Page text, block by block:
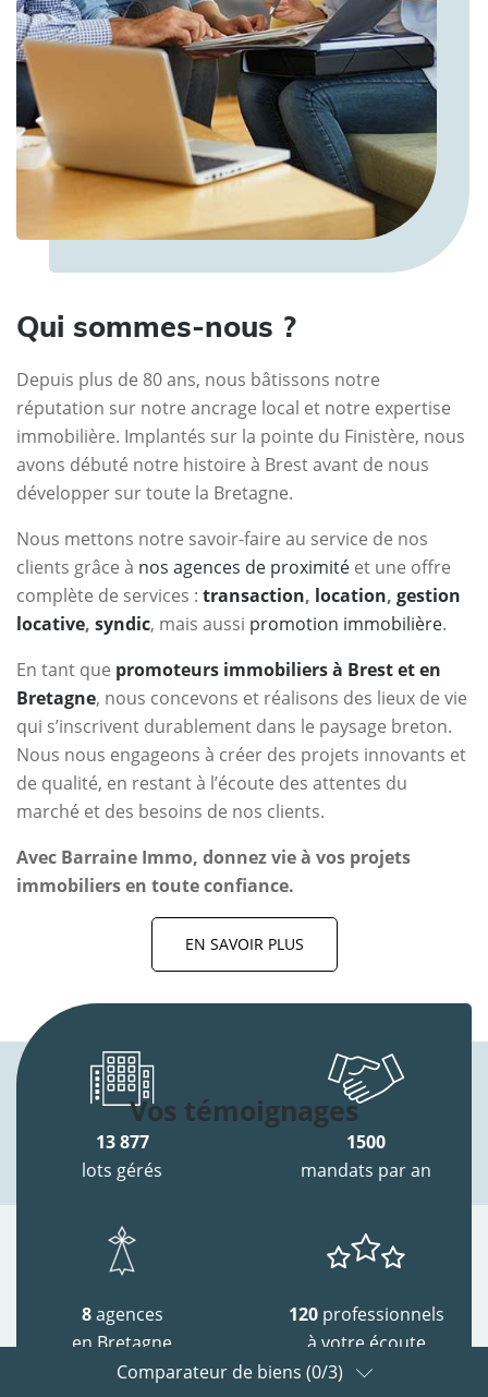
Qui sommes-nous ?
Depuis plus de 80 ans, nous bâtissons notre
réputation sur notre ancrage local et notre expertise
immobilière. Implantés sur la pointe du Finistère, nous
avons débuté notre histoire à Brest avant de nous
développer sur toute la Bretagne.
Nous mettons notre savoir-faire au service de nos
clients grâce à nos agences de proximité et une offre
complète de services : transaction, location, gestion
locative, syndic, mais aussi promotion immobilière.
En tant que promoteurs immobiliers à Brest et en
Bretagne, nous concevons et réalisons des lieux de vie
qui s’inscrivent durablement dans le paysage breton.
Nous nous engageons à créer des projets innovants et
de qualité, en restant à l’écoute des attentes du
marché et des besoins de nos clients.
Avec Barraine Immo, donnez vie à vos projets
immobiliers en toute confiance.
EN SAVOIR PLUS
Vos témoignages
13 877
lots gérés
1500
mandats par an
8agences
en Bretagne
120 professionnels
à votre écoute
Comparateur de biens (0/3)